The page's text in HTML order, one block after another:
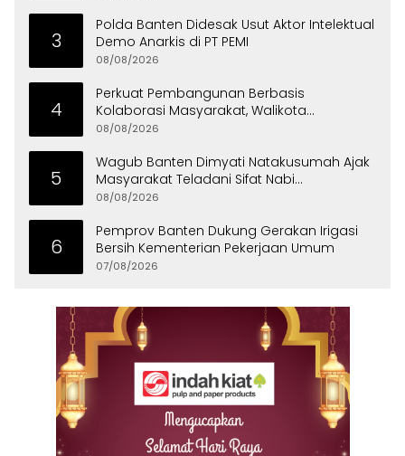
3
Polda Banten Didesak Usut Aktor Intelektual
Demo Anarkis di PT PEMI
08/08/2026
4
Perkuat Pembangunan Berbasis
Kolaborasi Masyarakat, Walikota
Tangerang Raih LPM Award 2026
08/08/2026
5
Wagub Banten Dimyati Natakusumah Ajak
Masyarakat Teladani Sifat Nabi
Muhammad
08/08/2026
6
Pemprov Banten Dukung Gerakan Irigasi
Bersih Kementerian Pekerjaan Umum
07/08/2026